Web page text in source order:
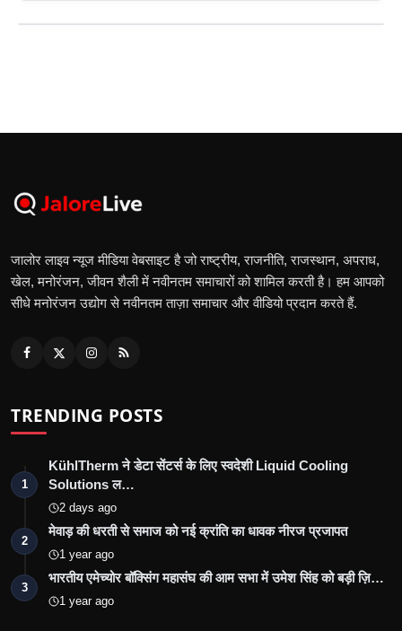
जालोर लाइव न्यूज मीडिया वेबसाइट है जो राष्ट्रीय, राजनीति, राजस्थान, अपराध,
खेल, मनोरंजन, जीवन शैली में नवीनतम समाचारों को शामिल करती है। हम आपको
सीधे मनोरंजन उद्योग से नवीनतम ताज़ा समाचार और वीडियो प्रदान करते हैं.
TRENDING POSTS
1
KühlTherm ने डेटा सेंटर्स के लिए स्वदेशी Liquid Cooling
Solutions ल…
2 days ago
2
मेवाड़ की धरती से समाज को नई क्रांति का धावक नीरज प्रजापत
1 year ago
3
भारतीय एमेच्योर बॉक्सिंग महासंघ की आम सभा में उमेश सिंह को बड़ी ज़ि…
1 year ago